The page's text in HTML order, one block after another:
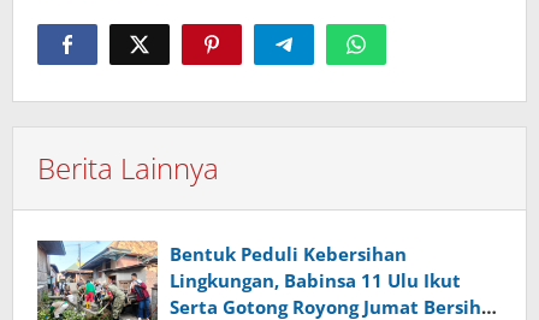
Berita Lainnya
Bentuk Peduli Kebersihan
Lingkungan, Babinsa 11 Ulu Ikut
Serta Gotong Royong Jumat Bersih